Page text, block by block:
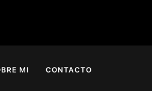
MI CONTACTO